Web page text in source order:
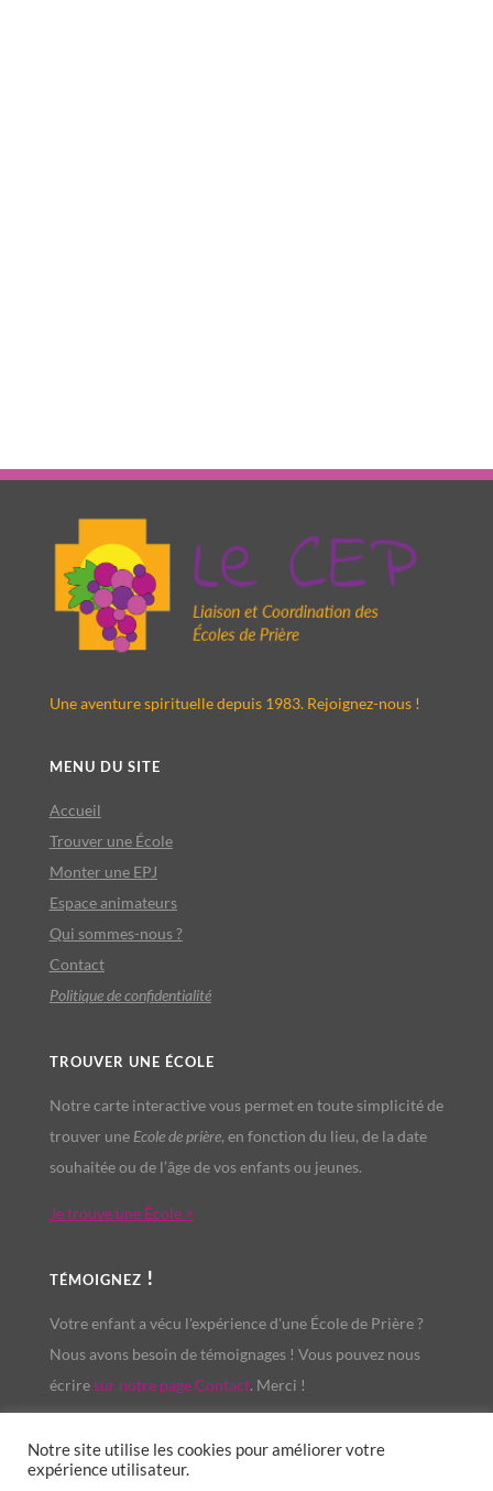
Une aventure spirituelle depuis 1983. Rejoignez-nous !
menu du site
Accueil
Trouver une École
Monter une EPJ
Espace animateurs
Qui sommes-nous ?
Contact
Politiquede confidentialité
trouver une école
Notre carte interactive vous permet en toute simplicité de
trouver une Ecole de prière, en fonction du lieu, de la date
souhaitée ou de l’âge de vos enfants ou jeunes.
Je trouve une École >
témoignez !
Votre enfant a vécu l'expérience d'une École de Prière ?
Nous avons besoin de témoignages ! Vous pouvez nous
écriresur notre page Contact. Merci !
Liaison et Coordination des Écoles de Prière des Jeunes ©
Notre site utilise les cookies pour améliorer votre
expérience utilisateur.